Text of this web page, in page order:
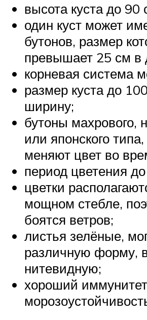
высота куста до 90
один куст может
бутонов, размер
превышает 25 см в
корневая система
размер куста до
ширину;
бутоны махрового,
или японского
меняют цвет во
период цветения
цветки
мощном стебле,
боятся ветров;
листья зелёные,
различную форму,
нитевидную;
хороший